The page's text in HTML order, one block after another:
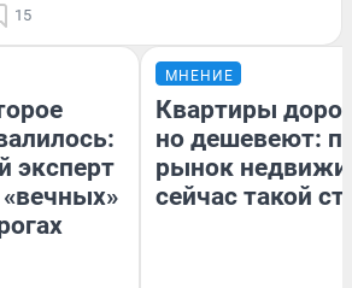
15
эксперт
МНЕНИЕ
Квартиры
но дешевеют:
рынок
сейчас такой